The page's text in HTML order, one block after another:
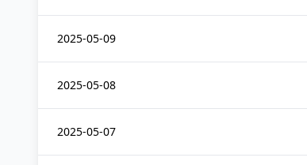
2025-05-09
2025-05-08
2025-05-07